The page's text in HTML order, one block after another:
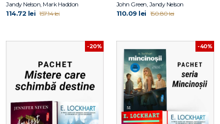
Jandy Nelson, Mark Haddon
114.72 lei 157.14 lei
John Green, Jandy Nelson
110.09 lei 150.80 lei
-20% -40%